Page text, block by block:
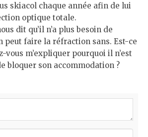
skiacol chaque année afin de lui
optique totale.
dit qu’il n’a plus besoin de
peut faire la réfraction sans. Est-ce
vous m’expliquer pourquoi il n’est
bloquer son accommodation ?